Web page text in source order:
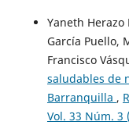
Yaneth
García Puello,
Francisco
saludables de
Barranquilla ,
Vol. 33 Núm. 3